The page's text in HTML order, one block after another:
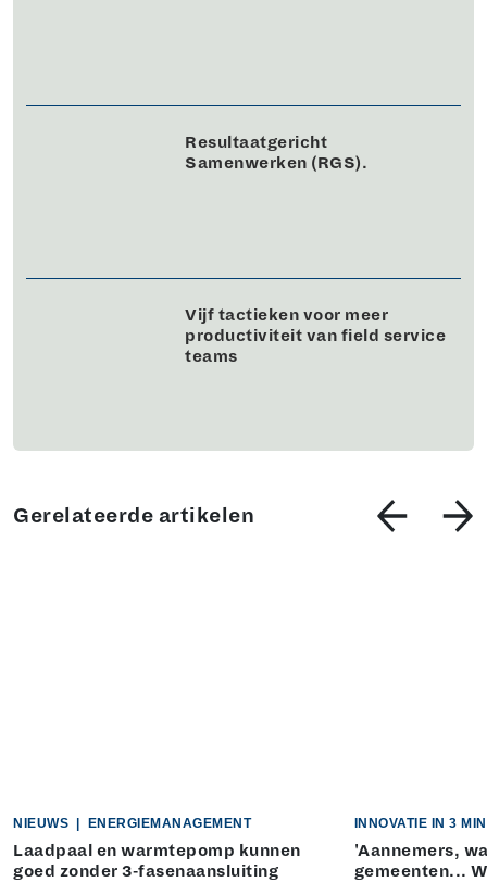
Resultaatgericht
Samenwerken (RGS).
Vijf tactieken voor meer
productiviteit van field service
teams
Gerelateerde artikelen
NIEUWS ENERGIEMANAGEMENT
Laadpaal en warmtepomp kunnen
goed zonder 3-fasenaansluiting
INNOVATIE IN 3
'Aannemers,
gemeenten...